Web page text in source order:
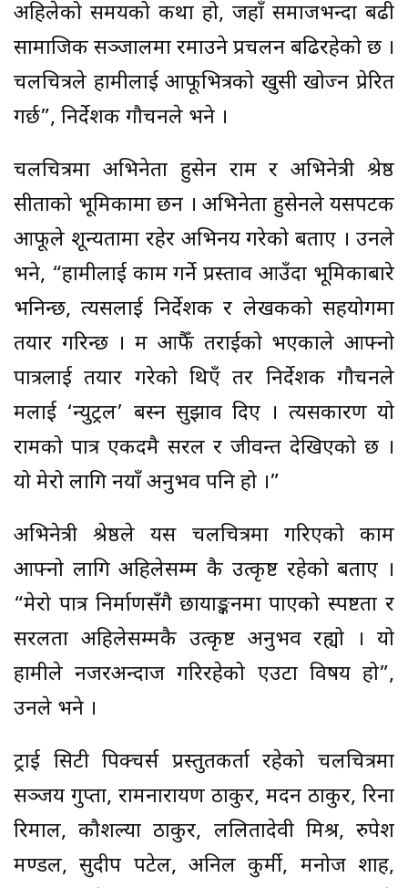
अहिलेको समयको कथा हो, जहाँ समाजभन्दा बढी
सामाजिक सञ्जालमा रमाउने प्रचलन बढिरहेको छ ।
चलचित्रले हामीलाई आफूभित्रको खुसी खोज्न प्रेरित
गर्छ”, निर्देशक गौचनले भने ।
चलचित्रमा अभिनेता हुसेन राम र अभिनेत्री श्रेष्ठ
सीताको भूमिकामा छन । अभिनेता हुसेनले यसपटक
आफूले शून्यतामा रहेर अभिनय गरेको बताए । उनले
भने, “हामीलाई काम गर्ने प्रस्ताव आउँदा भूमिकाबारे
भनिन्छ, त्यसलाई निर्देशक र लेखकको सहयोगमा
तयार गरिन्छ । म आफैँ तराईको भएकाले आफ्नो
पात्रलाई तयार गरेको थिएँ तर निर्देशक गौचनले
मलाई ‘न्युट्रल’ बस्न सुझाव दिए । त्यसकारण यो
रामको पात्र एकदमै सरल र जीवन्त देखिएको छ ।
यो मेरो लागि नयाँ अनुभव पनि हो ।”
अभिनेत्री श्रेष्ठले यस चलचित्रमा गरिएको काम
आफ्नो लागि अहिलेसम्म कै उत्कृष्ट रहेको बताए ।
“मेरो पात्र निर्माणसँगै छायाङ्कनमा पाएको स्पष्टता र
सरलता अहिलेसम्मकै उत्कृष्ट अनुभव रह्यो । यो
हामीले नजरअन्दाज गरिरहेको एउटा विषय हो”,
उनले भने ।
ट्राई सिटी पिक्चर्स प्रस्तुतकर्ता रहेको चलचित्रमा
सञ्जय गुप्ता, रामनारायण ठाकुर, मदन ठाकुर, रिना
रिमाल, कौशल्या ठाकुर, ललितादेवी मिश्र, रुपेश
मण्डल, सुदीप पटेल, अनिल कुर्मी, मनोज शाह,